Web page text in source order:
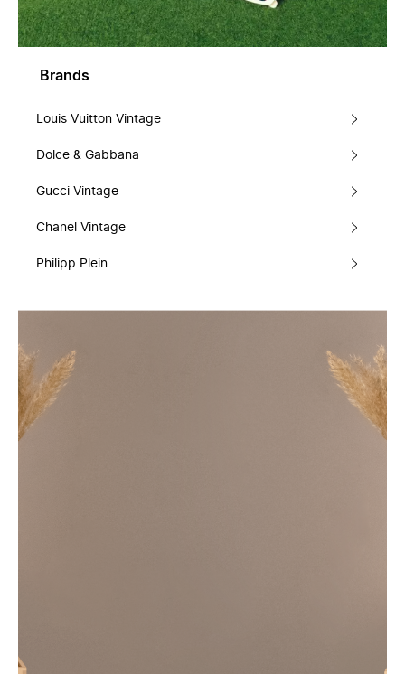
Brands
Louis Vuitton Vintage
Dolce & Gabbana
Gucci Vintage
Chanel Vintage
Philipp Plein